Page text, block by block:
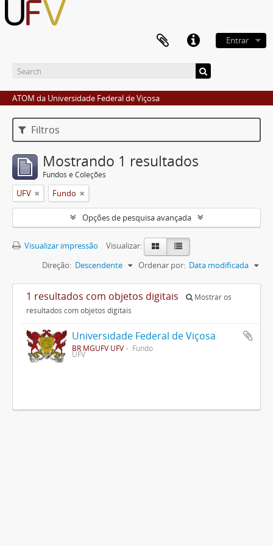
Entrar
ATOM da Universidade Federal de Viçosa
Filtros
Mostrando 1 resultados
Fundos e Coleções
UFV Fundo
Opções de pesquisa avançada
Visualizar impressão
Visualizar:
Ordenar por: Data modificada
Direção: Descendente
1 resultados com objetos digitais
Mostrar os
resultados com objetos digitais
Universidade Federal de Viçosa
BR MGUFV UFV Fundo
UFV